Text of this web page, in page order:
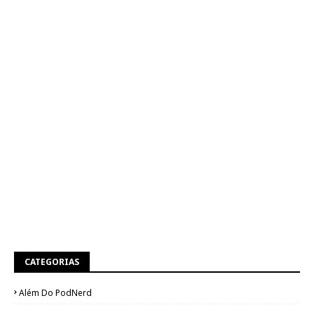
CATEGORIAS
Além Do PodNerd